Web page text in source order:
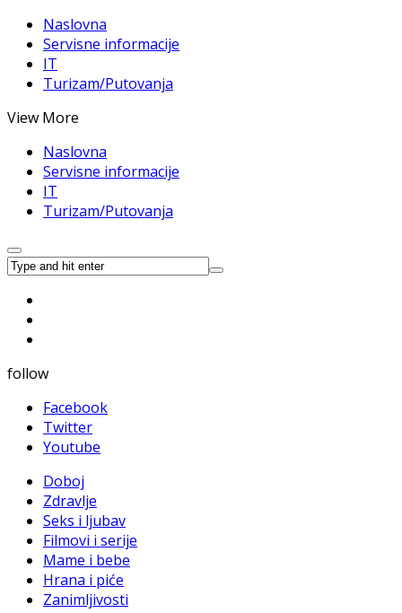
Naslovna
Servisne informacije
IT
Turizam/Putovanja
View More
Naslovna
Servisne informacije
IT
Turizam/Putovanja
follow
Facebook
Twitter
Youtube
Doboj
Zdravlje
Seks i ljubav
Filmovi i serije
Mame i bebe
Hrana i piće
Zanimljivosti